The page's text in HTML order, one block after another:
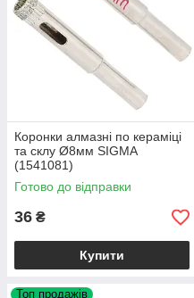
Коронки алмазні по кераміці
та склу Ø8мм SIGMA
(1541081)
Готово до відправки
36 ₴
Купити
Топ продажів